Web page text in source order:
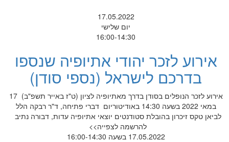
17.05.2022
יום שלישי
16:00-14:30
אירוע לזכר יהודי אתיופיה שנספו
בדרכם לישראל (נספי סודן)
אירוע לזכר הנופלים בסודן בדרך מאתיופיה לציון (ט"ז באייר תשפ"ב) 17
במאי 2022 בשעה 14:30 באודיטוריום דברי פתיחה, ד"ר רבקה הלל
לביאן טקס זיכרון בהובלת סטודנטים יוצאי אתיופיה עדות, דבורה נתיב
להרשמה לצפייה>>
17.05.2022 בשעה 16:00-14:30